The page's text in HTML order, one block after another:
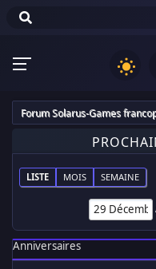
Forum Solarus-Games
LISTE MOIS SEMAINE
Anniversaires